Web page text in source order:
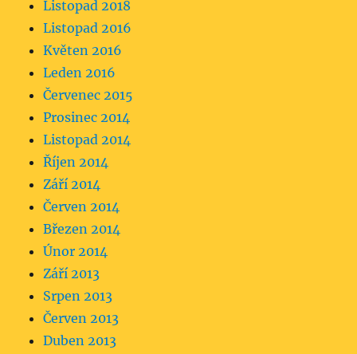
Listopad 2018
Listopad 2016
Květen 2016
Leden 2016
Červenec 2015
Prosinec 2014
Listopad 2014
Říjen 2014
Září 2014
Červen 2014
Březen 2014
Únor 2014
Září 2013
Srpen 2013
Červen 2013
Duben 2013